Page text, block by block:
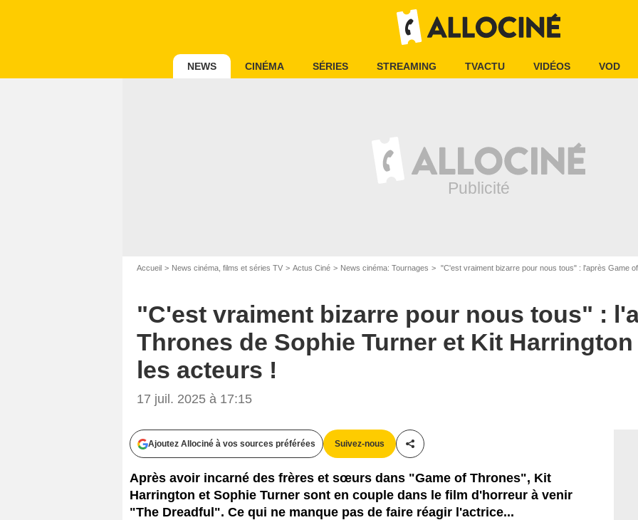
NEWS CINÉMA SÉRIES STREAMING TVACTU VIDÉOS VOD
Accueil News cinéma, films et séries TV Actus Ciné News cinéma: Tournages "C'est vraiment bizarre pour nous tous" : l'après Game of Thrones
"C'est vraiment bizarre pour nous tous" :
Thrones de Sophie Turner et Kit
les acteurs !
17 juil. 2025 à 17:15
Ajoutez Allociné à vos sources préférées Suivez-nous
Partager cet article
Après avoir incarné des frères et sœurs dans "Game of Thrones", Kit
Harrington et Sophie Turner sont en couple dans le film d'horreur à venir
"The Dreadful". Ce qui ne manque pas de faire réagir l'actrice...